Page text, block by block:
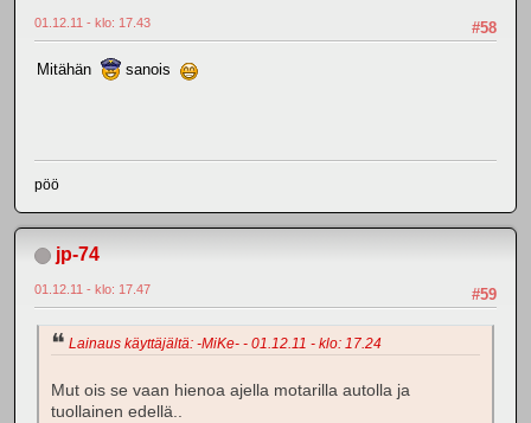
#58
01.12.11 - klo: 17.43
Mitähän sanois
pöö
jp-74
#59
01.12.11 - klo: 17.47
Lainaus käyttäjältä: -MiKe- - 01.12.11 - klo: 17.24
Mut ois se vaan hienoa ajella motarilla autolla ja
tuollainen edellä..